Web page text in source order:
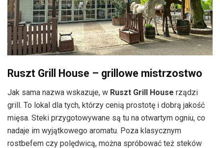
Ruszt Grill House – grillowe mistrzostwo
Jak sama nazwa wskazuje, w Ruszt Grill House rządzi
grill. To lokal dla tych, którzy cenią prostotę i dobrą jakość
mięsa. Steki przygotowywane są tu na otwartym ogniu, co
nadaje im wyjątkowego aromatu. Poza klasycznym
rostbefem czy polędwicą, można spróbować też steków